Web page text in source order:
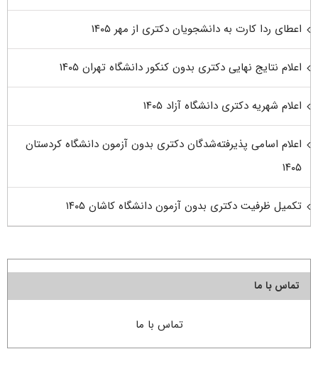
اعطای ردا کارت به دانشجویان دکتری از مهر ۱۴۰۵
اعلام نتایج نهایی دکتری بدون کنکور دانشگاه تهران ۱۴۰۵
اعلام شهریه دکتری دانشگاه آزاد ۱۴۰۵
اعلام اسامی پذیرفته‌شدگان دکتری بدون آزمون دانشگاه کردستان
۱۴۰۵
تکمیل ظرفیت دکتری بدون آزمون دانشگاه کاشان ۱۴۰۵
تماس با ما
تماس با ما